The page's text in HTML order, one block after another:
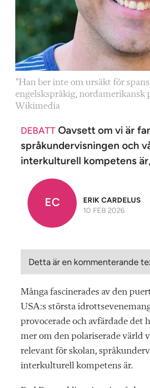
”Han ber inte om ursäkt för
engelskspråkig, nordamerikansk
Wikimedia
DEBATT Oavsett om vi är
språkundervisningen och
interkulturell kompetens
EC
ERIK CARDELUS
10 FEB 2026
Detta är en kommenterande
Många fascinerades av den
USA:s största
provocerade och avfärdade det
mer om den polariserade värld
relevant för skolan,
interkulturell kompetens är.